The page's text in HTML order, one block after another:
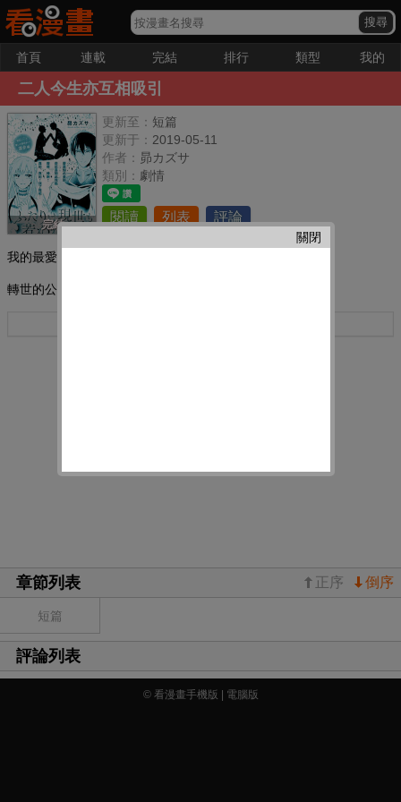
首頁 連載 完結 排行 類型 我的
二人今生亦互相吸引
完結
更新至： 短篇
更新于： 2019-05-11
作者： 昴カズサ
類別： 劇情
閱讀 列表 評論
我的最愛：
轉世的公主和騎士!今生會——!?
章節列表 倒序
正序
短篇
評論列表
關閉
© 看漫畫手機版 | 電腦版